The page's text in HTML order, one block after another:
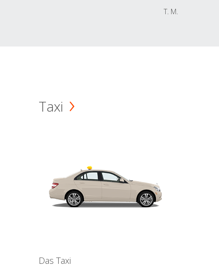
T. M.
Taxi
Das Taxi